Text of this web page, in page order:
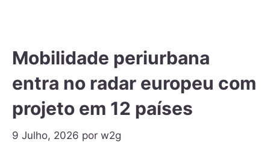
Mobilidade periurbana
entra no radar europeu com
projeto em 12 países
9 Julho, 2026 por w2g